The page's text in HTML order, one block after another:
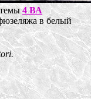
4 ВА
в белый